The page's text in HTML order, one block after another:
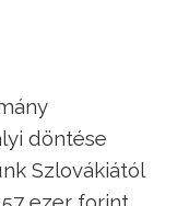
döntése
Szlovákiától